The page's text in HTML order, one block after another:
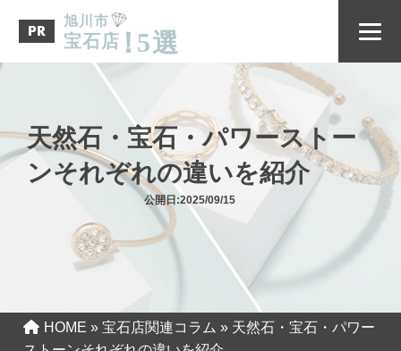
PR
旭川市
宝石店 5選
！
天然石・宝石・パワーストー
ンそれぞれの違いを紹介
公開日:2025/09/15
HOME »宝石店関連コラム » 天然石・宝石・パワー